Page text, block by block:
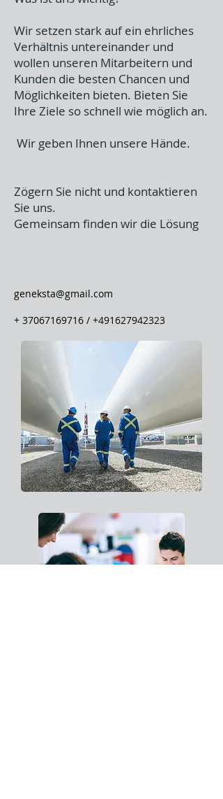
Wir setzen stark auf ein ehrliches
Verhältnis untereinander und
wollen unseren Mitarbeitern und
Kunden die besten Chancen und
Möglichkeiten bieten. Bieten Sie
Ihre Ziele so schnell wie möglich an.
Wir geben Ihnen unsere Hände.
Zögern Sie nicht und kontaktieren
Sie uns.
Gemeinsam finden wir die Lösung
geneksta@gmail.com
+ 37067169716 / +491627942323